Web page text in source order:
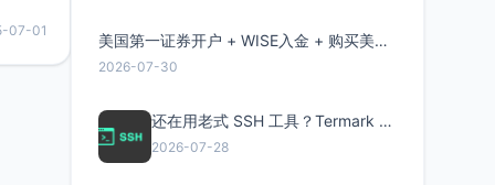
较有
惠的
07-01
美国第一证券开户 + WISE入金 + 购买美股全流程分享
2026-07-30
还在用老式 SSH 工具？Termark 新一代跨平台智能SSH客户端了解一下
2026-07-28